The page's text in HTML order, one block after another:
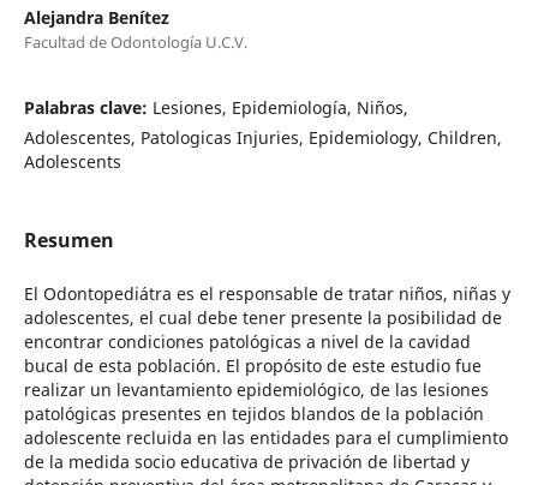
Alejandra Benítez
Facultad de Odontología U.C.V.
Palabras clave: Lesiones, Epidemiología, Niños,
Adolescentes, Patologicas Injuries, Epidemiology, Children,
Adolescents
Resumen
El Odontopediátra es el responsable de tratar niños, niñas y
adolescentes, el cual debe tener presente la posibilidad de
encontrar condiciones patológicas a nivel de la cavidad
bucal de esta población. El propósito de este estudio fue
realizar un levantamiento epidemiológico, de las lesiones
patológicas presentes en tejidos blandos de la población
adolescente recluida en las entidades para el cumplimiento
de la medida socio educativa de privación de libertad y